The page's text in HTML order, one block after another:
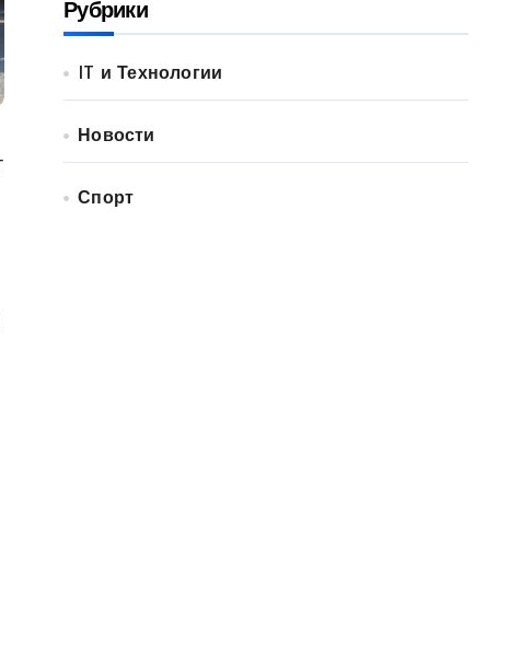
Рубрики
IT и Технологии
Новости
Спорт